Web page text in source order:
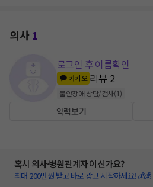
의사1
로그인 후 이름확인
카카오 리뷰 2
불안장애 상담/검사(1)
약력보기
혹시 의사·병원관계자 이신가요?
최대 200만원 받고 바로 광고 시작하세요! 💰💰